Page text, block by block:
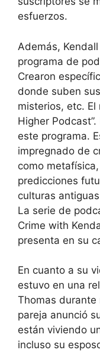
esfuerzos.
Además,
programa de
Crearon
donde suben
misterios, etc. El
Higher
este programa.
impregnado de
como
predicciones
culturas
La serie de
Crime with
presenta en su
En cuanto a su
estuvo en una
Thomas durante
pareja anunció
están viviendo
incluso su